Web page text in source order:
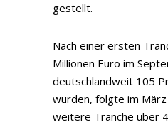
gestellt.
Nach einer ersten
Millionen Euro im
deutschlandweit 105
wurden, folgte im März
weitere Tranche über